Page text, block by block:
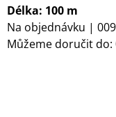
Délka: 100 m
Na objednávku |
Můžeme doručit do: